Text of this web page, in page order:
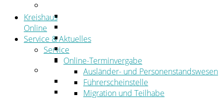
Ansprechpersonen
Formulare
Öffnungszeiten
Aktuelles
Stellenangebote
Azubiportal
Kreishaus
Online
Service & Aktuelles
Service
Online-Terminvergabe
Ausländer- und Personenstandswesen
Führerscheinstelle
Migration und Teilhabe